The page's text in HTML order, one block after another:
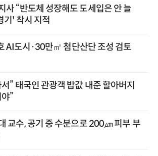
사 “반도체 성장해도 도세입은 안 늘
' 착시 지적
AI도시·30만㎡ 첨단산단 조성 검토
” 태국인 관광객 밥값 내준 할아버지
”
교수, 공기 중 수분으로 200㎛ 피부 부